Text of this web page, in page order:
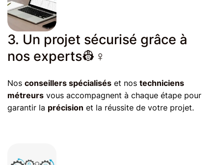
3. Un projet sécurisé grâce à
nos experts👷♀️
Nos conseillers spécialisés et nos techniciens
métreurs vous accompagnent à chaque étape pour
garantir la précision et la réussite de votre projet.